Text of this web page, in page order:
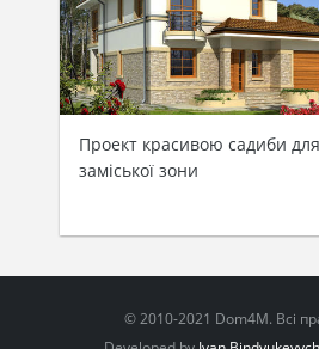
Проект красивою садиби для
заміської зони
© 2010-2021 Dom4M. Всі